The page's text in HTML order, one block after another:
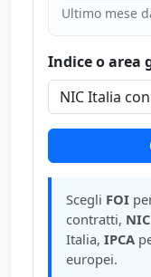
Ultimo mese
Indice o area
Scegli FOI
contratti, NIC
Italia, IPCA
europei.